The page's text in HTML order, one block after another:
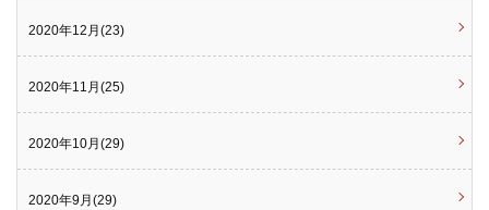
2020年12月(23)
2020年11月(25)
2020年10月(29)
2020年9月(29)